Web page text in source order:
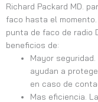
Richard Packard MD.
faco hasta el
punta de faco de radio
beneficios de:
Mayor
ayudan a
en caso de
Mas eficiencia.